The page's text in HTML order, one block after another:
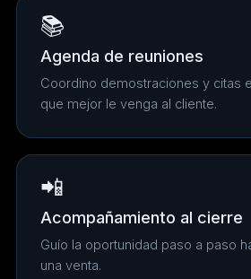
📚
Agenda de reuniones
Coordino demostraciones y citas
que mejor le venga al cliente.
📲
Acompañamiento al cierre
Guío la oportunidad paso a paso
una venta.